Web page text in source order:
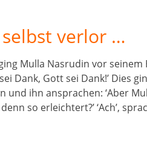
verlor …
Mulla Nasrudin vor
Dank, Gott sei Dank!’ Dies
ihn ansprachen: ‘Aber
so erleichtert?’ ‘Ach’,